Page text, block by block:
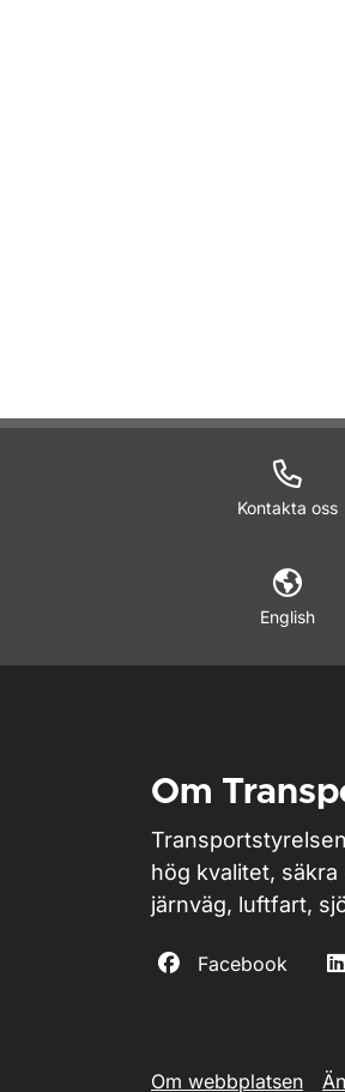
Kontakta oss
English
Om
hög kvalitet,
järnväg, luftfart,
Facebook
Om webbplatsen